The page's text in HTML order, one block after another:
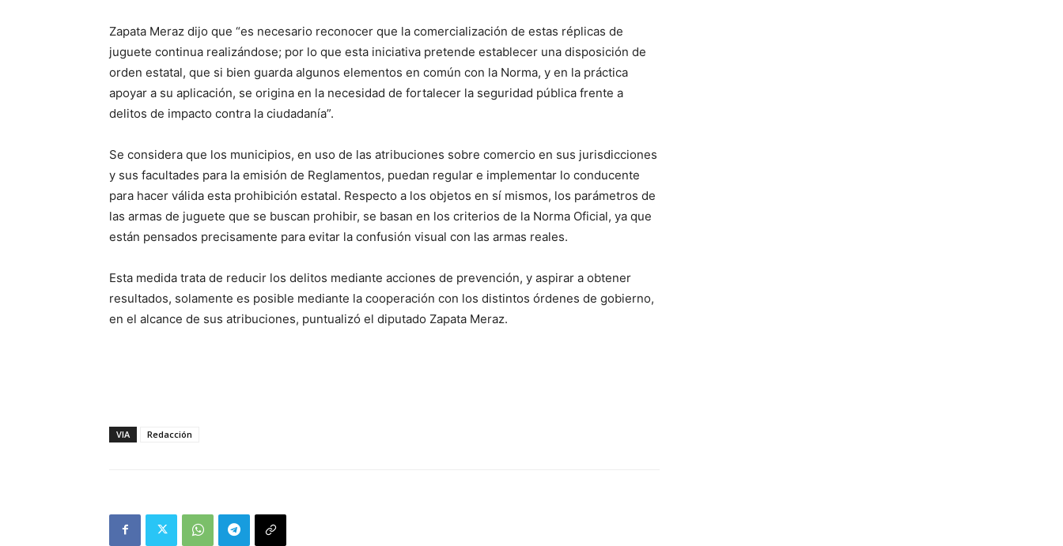
Zapata Meraz dijo que “es necesario reconocer que la comercialización de estas réplicas de
juguete continua realizándose; por lo que esta iniciativa pretende establecer una disposición de
orden estatal, que si bien guarda algunos elementos en común con la Norma, y en la práctica
apoyar a su aplicación, se origina en la necesidad de fortalecer la seguridad pública frente a
delitos de impacto contra la ciudadanía”.
Se considera que los municipios, en uso de las atribuciones sobre comercio en sus jurisdicciones
y sus facultades para la emisión de Reglamentos, puedan regular e implementar lo conducente
para hacer válida esta prohibición estatal. Respecto a los objetos en sí mismos, los parámetros de
las armas de juguete que se buscan prohibir, se basan en los criterios de la Norma Oficial, ya que
están pensados precisamente para evitar la confusión visual con las armas reales.
Esta medida trata de reducir los delitos mediante acciones de prevención, y aspirar a obtener
resultados, solamente es posible mediante la cooperación con los distintos órdenes de gobierno,
en el alcance de sus atribuciones, puntualizó el diputado Zapata Meraz.
VIA Redacción